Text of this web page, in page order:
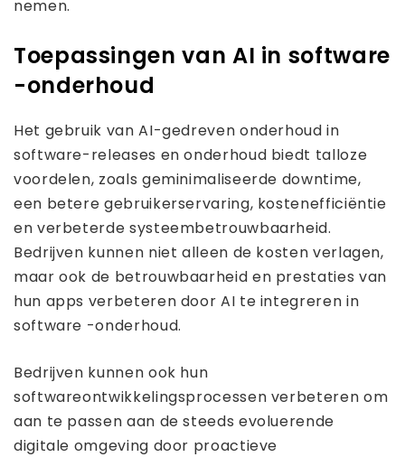
nemen.
Toepassingen van AI in software
-onderhoud
Het gebruik van AI-gedreven onderhoud in
software-releases en onderhoud biedt talloze
voordelen, zoals geminimaliseerde downtime,
een betere gebruikerservaring, kostenefficiëntie
en verbeterde systeembetrouwbaarheid.
Bedrijven kunnen niet alleen de kosten verlagen,
maar ook de betrouwbaarheid en prestaties van
hun apps verbeteren door AI te integreren in
software -onderhoud.
Bedrijven kunnen ook hun
softwareontwikkelingsprocessen verbeteren om
aan te passen aan de steeds evoluerende
digitale omgeving door proactieve